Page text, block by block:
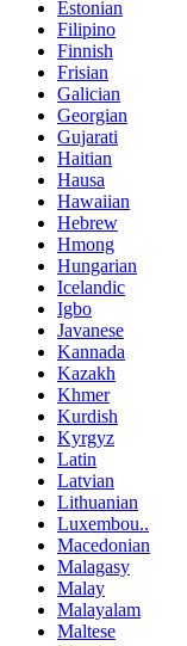
Estonian
Filipino
Finnish
Frisian
Galician
Georgian
Gujarati
Haitian
Hausa
Hawaiian
Hebrew
Hmong
Hungarian
Icelandic
Igbo
Javanese
Kannada
Kazakh
Khmer
Kurdish
Kyrgyz
Latin
Latvian
Lithuanian
Luxembou..
Macedonian
Malagasy
Malay
Malayalam
Maltese